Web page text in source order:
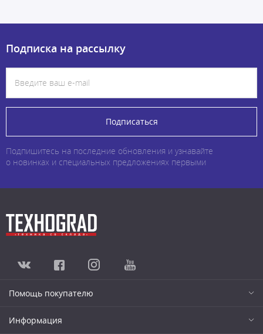
Подписка на рассылку
Подписаться
Подпишитесь на последние обновления и узнавайте
о новинках и специальных предложениях первыми
Помощь покупателю
Информация